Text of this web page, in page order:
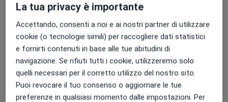
Visualizza galleria (3)
Mostra dettaglisull'esperienza
La tua privacy è importante
Accettando, consenti a noi e ai nostri partner di utilizzare
cookie (o tecnologie simili) per raccogliere dati statistici
e fornirti contenuti in base alle tue abitudini di
navigazione. Se rifiuti tutti i cookie, utilizzeremo solo
quelli necessari per il corretto utilizzo del nostro sito.
Puoi revocare il tuo consenso o aggiornare le tue
preferenze in qualsiasi momento dalle impostazioni. Per